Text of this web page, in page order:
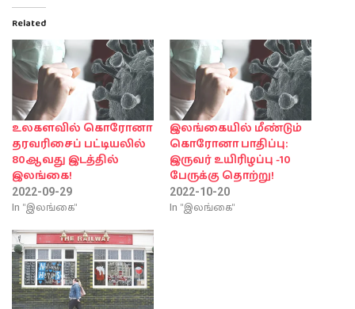
Related
உலகளவில் கொரோனா
தரவரிசைப் பட்டியலில்
80ஆவது இடத்தில்
இலங்கை!
2022-09-29
In "இலங்கை"
இலங்கையில் மீண்டும்
கொரோனா பாதிப்பு:
இருவர் உயிரிழப்பு -10
பேருக்கு தொற்று!
2022-10-20
In "இலங்கை"